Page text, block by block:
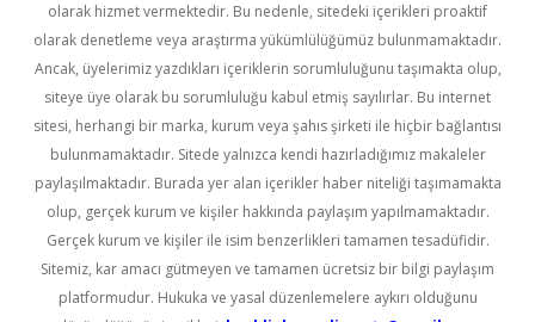
olarak hizmet vermektedir. Bu nedenle, sitedeki içerikleri proaktif
olarak denetleme veya araştırma yükümlülüğümüz bulunmamaktadır.
Ancak, üyelerimiz yazdıkları içeriklerin sorumluluğunu taşımakta olup,
siteye üye olarak bu sorumluluğu kabul etmiş sayılırlar. Bu internet
sitesi, herhangi bir marka, kurum veya şahıs şirketi ile hiçbir bağlantısı
bulunmamaktadır. Sitede yalnızca kendi hazırladığımız makaleler
paylaşılmaktadır. Burada yer alan içerikler haber niteliği taşımamakta
olup, gerçek kurum ve kişiler hakkında paylaşım yapılmamaktadır.
Gerçek kurum ve kişiler ile isim benzerlikleri tamamen tesadüfidir.
Sitemiz, kar amacı gütmeyen ve tamamen ücretsiz bir bilgi paylaşım
platformudur. Hukuka ve yasal düzenlemelere aykırı olduğunu